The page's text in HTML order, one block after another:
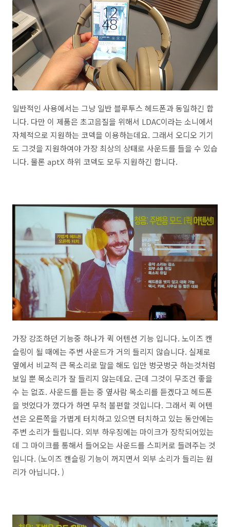
일반적인 사용에서는 그냥 일반 블루투스 헤드폰과 동일하긴 합
니다. 다만 이 제품은 초고음질을 위해서 LDAC이라는 소니에서
자체적으로 지원하는 코덱을 이용하는데요. 그래서 오디오 기기
도 그것을 지원하여야 가장 최상의 상태로 사운드를 들을 수 있습
니다. 물론 aptX 하위 코덱도 모두 지원하긴 합니다.
가장 강조하던 기능중 하나가 퀵 어텐션 기능 입니다. 노이즈 캔
슬링이 될 때에는 주변 사운드가 거의 들리지 않습니다. 실제로
옆에서 비교적 큰 목소리로 말을 해도 입만 벙긋벙긋 하는것처럼
보일 뿐 목소리가 잘 들리지 않는데요. 근데 그것이 무조건 좋을
수 는 없죠. 사운드를 듣는 중 옆사람 목소리를 듣겠다고 헤드폰
을 벗었다가 꼈다가 하면 무척 불편할 것입니다. 그래서 퀵 어텐
션은 오른쪽을 가볍게 터치하고 있으면 터치하고 있는 동안에는
주변 소리가 들립니다. 외부 하우징에는 마이크가 장착되어있는
데 그 마이크를 통해서 들어오는 사운드를 스피커로 들려주는 것
입니다. (노이즈 캔슬링 기능이 꺼지면서 외부 소리가 들리는 원
리가 아닙니다. )